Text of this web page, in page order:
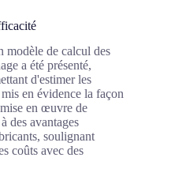
modèle de calcul des
a été présenté,
d'estimer les
en évidence la façon
en œuvre de
des avantages
soulignant
coûts avec des